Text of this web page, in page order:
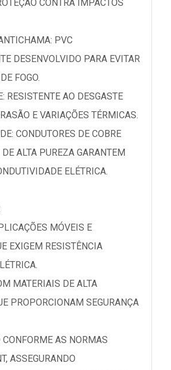
CONTRA IMPACTOS
PVC
DESENVOLVIDO PARA EVITAR
FOGO.
RESISTENTE AO DESGASTE
E VARIAÇÕES TÉRMICAS.
CONDUTORES DE COBRE
ALTA PUREZA GARANTEM
ELÉTRICA.
MÓVEIS E
EXIGEM RESISTÊNCIA
MATERIAIS DE ALTA
PROPORCIONAM SEGURANÇA
CONFORME AS NORMAS
ASSEGURANDO